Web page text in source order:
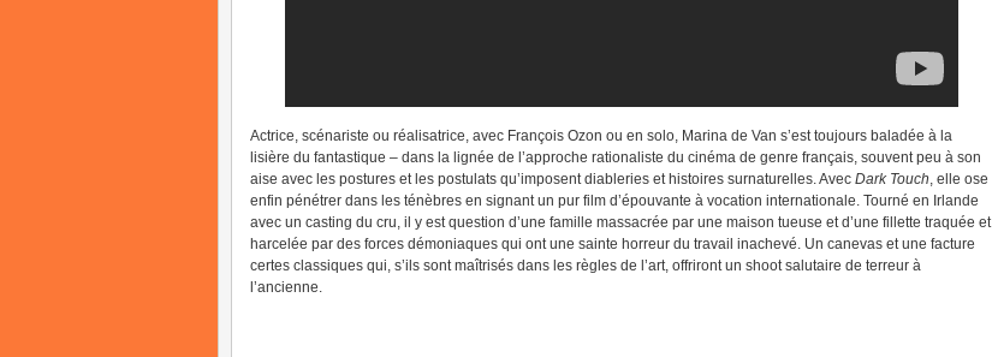
Actrice, scénariste ou réalisatrice, avec François Ozon ou en solo, Marina de Van s’est toujours baladée à la
lisière du fantastique – dans la lignée de l’approche rationaliste du cinéma de genre français, souvent peu à son
aise avec les postures et les postulats qu’imposent diableries et histoires surnaturelles. Avec Dark Touch, elle ose
enfin pénétrer dans les ténèbres en signant un pur film d’épouvante à vocation internationale. Tourné en Irlande
avec un casting du cru, il y est question d’une famille massacrée par une maison tueuse et d’une fillette traquée et
harcelée par des forces démoniaques qui ont une sainte horreur du travail inachevé. Un canevas et une facture
certes classiques qui, s’ils sont maîtrisés dans les règles de l’art, offriront un shoot salutaire de terreur à
l’ancienne.